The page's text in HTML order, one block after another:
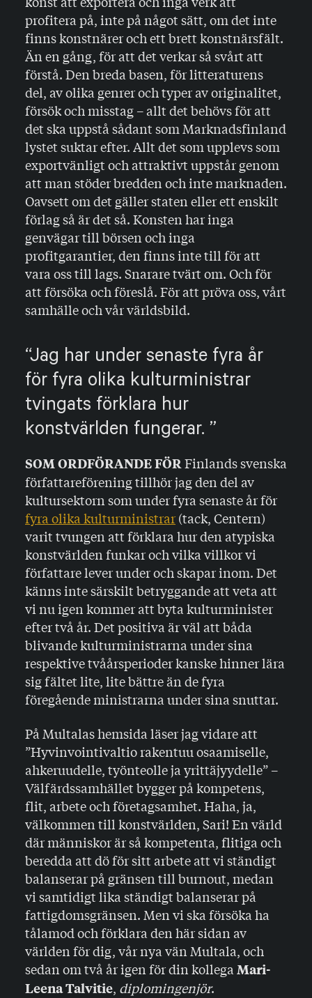
profitera på, inte på något sätt, om det inte
finns konstnärer och ett brett konstnärsfält.
Än en gång, för att det verkar så svårt att
förstå. Den breda basen, för litteraturens
del, av olika genrer och typer av originalitet,
försök och misstag – allt det behövs för att
det ska uppstå sådant som Marknadsfinland
lystet suktar efter. Allt det som upplevs som
exportvänligt och attraktivt uppstår genom
att man stöder bredden och inte marknaden.
Oavsett om det gäller staten eller ett enskilt
förlag så är det så. Konsten har inga
genvägar till börsen och inga
profitgarantier, den finns inte till för att
vara oss till lags. Snarare tvärt om. Och för
att försöka och föreslå. För att pröva oss, vårt
samhälle och vår världsbild.
Jag har under senaste fyra år
för fyra olika kulturministrar
tvingats förklara hur
konstvärlden fungerar.
SOM ORDFÖRANDE FÖR Finlands svenska
författareförening tillhör jag den del av
kultursektorn som under fyra senaste år för
fyra olika kulturministrar(tack, Centern)
varit tvungen att förklara hur den atypiska
konstvärlden funkar och vilka villkor vi
författare lever under och skapar inom. Det
känns inte särskilt betryggande att veta att
vi nu igen kommer att byta kulturminister
efter två år. Det positiva är väl att båda
blivande kulturministrarna under sina
respektive tvåårsperioder kanske hinner lära
sig fältet lite, lite bättre än de fyra
föregående ministrarna under sina snuttar.
På Multalas hemsida läser jag vidare att
”Hyvinvointivaltio rakentuu osaamiselle,
ahkeruudelle, työnteolle ja yrittäjyydelle” –
Välfärdssamhället bygger på kompetens,
flit, arbete och företagsamhet. Haha, ja,
välkommen till konstvärlden, Sari! En värld
där människor är så kompetenta, flitiga och
beredda att dö för sitt arbete att vi ständigt
balanserar på gränsen till burnout, medan
vi samtidigt lika ständigt balanserar på
fattigdomsgränsen. Men vi ska försöka ha
tålamod och förklara den här sidan av
världen för dig, vår nya vän Multala, och
sedan om två år igen för din kollega Mari-
Leena Talvitie, diplomingenjör.